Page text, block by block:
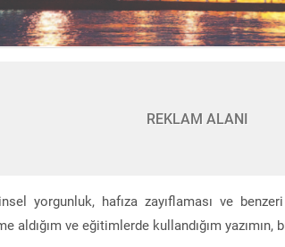
REKLAM ALANI
yorgunluk, hafıza zayıflaması ve
aldığım ve eğitimlerde kullandığım